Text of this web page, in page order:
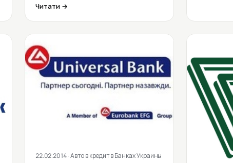
Читати →
22.02.2014· Авто в кредит в Банках Украины